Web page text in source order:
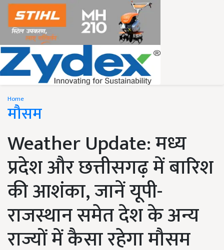
Home
मौसम
Weather Update: मध्य
प्रदेश और छत्तीसगढ़ में बारिश
की आशंका, जानें यूपी-
राजस्थान समेत देश के अन्य
राज्यों में कैसा रहेगा मौसम